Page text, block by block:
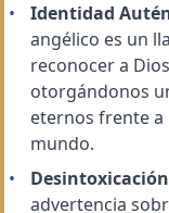
Identidad
angélico es un
reconocer a
otorgándonos
eternos frente a
mundo.
advertencia